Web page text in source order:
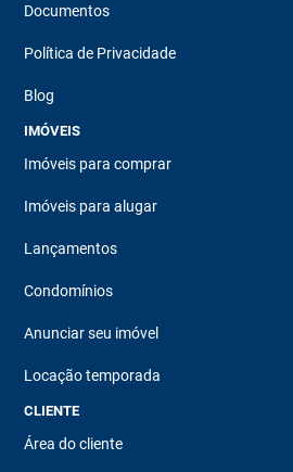
Documentos
Política de Privacidade
Blog
IMÓVEIS
Imóveis para comprar
Imóveis para alugar
Lançamentos
Condomínios
Anunciar seu imóvel
Locação temporada
CLIENTE
Área do cliente